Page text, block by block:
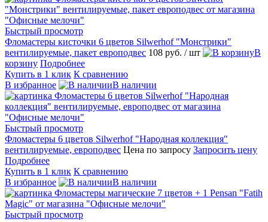
Быстрый просмотр
Фломастеры кисточки 6 цветов Silwerhof "Монстрики"
вентилируемые, пакет европодвес 108 руб. / шт
В
корзину Подробнее
Купить в 1 клик К сравнению
В избранное
В наличии
Быстрый просмотр
Фломастеры 6 цветов Silwerhof "Народная коллекция"
вентилируемые, европодвес Цена по запросу Запросить цену
Подробнее
Купить в 1 клик К сравнению
В избранное
В наличии
Быстрый просмотр